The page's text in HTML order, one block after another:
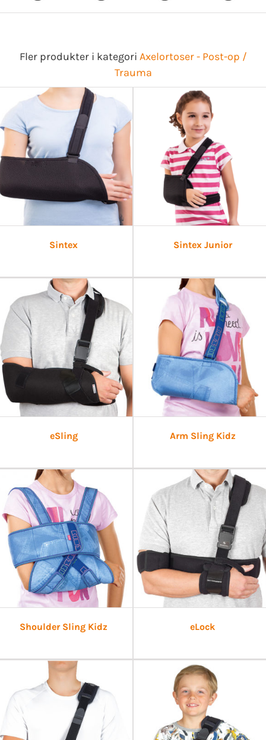
Fler produkter i kategori Axelortoser - Post-op /
Trauma
Sintex Sintex Junior
eSling Arm Sling Kidz
Shoulder Sling Kidz eLock